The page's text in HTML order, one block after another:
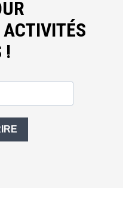
ACTIVITÉS
!